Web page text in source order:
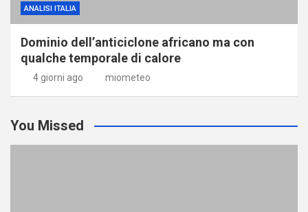
ANALISI ITALIA
Dominio dell’anticiclone africano ma con
qualche temporale di calore
4 giorni ago miometeo
You Missed